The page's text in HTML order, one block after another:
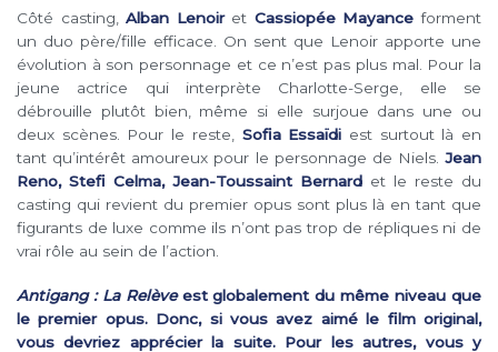
Côté casting,Alban Lenoiret Cassiopée Mayance forment
un duo père/fille efficace. On sent que Lenoir apporte une
évolution à son personnage et ce n’est pas plus mal. Pour la
jeune actrice qui interprète Charlotte-Serge, elle se
débrouille plutôt bien, même si elle surjoue dans une ou
deux scènes. Pour le reste, Sofia Essaïdi est surtout là en
tant qu’intérêt amoureux pour le personnage de Niels. Jean
Reno, Stefi Celma, Jean-Toussaint Bernard et le reste du
casting qui revient du premier opus sont plus là en tant que
figurants de luxe comme ils n’ont pas trop de répliques ni de
vrai rôle au sein de l’action.
Antigang : La Relèveest globalement du même niveau que
le premier opus. Donc, si vous avez aimé le film original,
vous devriez apprécier la suite. Pour les autres, vous y